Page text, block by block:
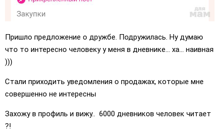
Пришло предложение о дружбе. Подружилась. Ну думаю
что то интересно человеку у меня в дневнике... ха... наивная
)))
Стали приходить уведомления о продажах, которые мне
совершенно не интересны
Захожу в профиль и вижу.. 6000 дневников человек читает
?!